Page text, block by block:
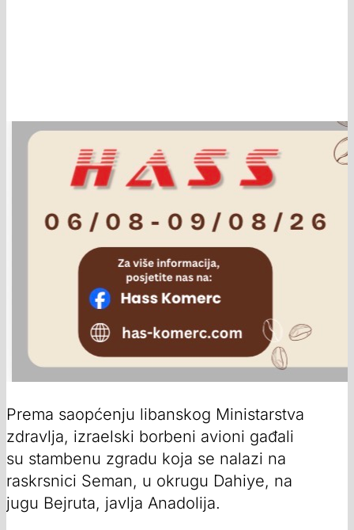
Prema saopćenju libanskog Ministarstva
zdravlja, izraelski borbeni avioni gađali
su stambenu zgradu koja se nalazi na
raskrsnici Seman, u okrugu Dahiye, na
jugu Bejruta, javlja Anadolija.